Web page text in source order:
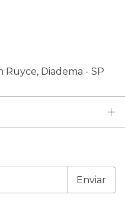
Ruyce, Diadema - SP